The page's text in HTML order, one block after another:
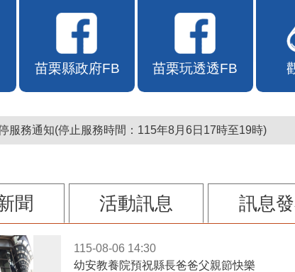
苗栗縣政府FB 苗栗玩透透FB
服務通知(停止服務時間：115年8月6日17時至19時)
聞 活動訊息 訊息
115-08-06 14:30
幼安教養院預祝縣長爸爸父親節快樂